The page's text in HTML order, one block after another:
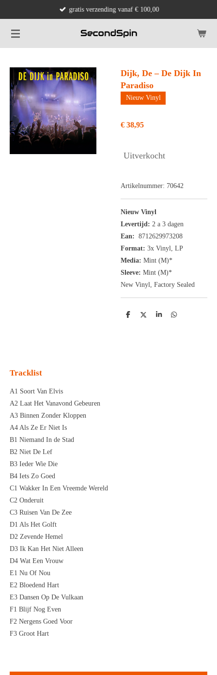
naar
de
gratis verzending vanaf € 100,00
Dijk, De – De Dijk In
Paradiso
Nieuw Vinyl
€ 38,95
Uitverkocht
Artikelnummer: 70642
Nieuw Vinyl
Levertijd: 2 a 3 dagen
Ean: 8712629973208
Format: 3x Vinyl, LP
Media: Mint (M)*
Sleeve: Mint (M)*
New Vinyl, Factory Sealed
D
D
S
D
Tracklist
A1 Soort Van Elvis
A2 Laat Het Vanavond Gebeuren
A3 Binnen Zonder Kloppen
A4 Als Ze Er Niet Is
B1 Niemand In de Stad
B2 Niet De Lef
B3 Ieder Wie Die
B4 Iets Zo Goed
C1 Wakker In Een Vreemde Wereld
C2 Onderuit
C3 Ruisen Van De Zee
D1 Als Het Golft
D2 Zevende Hemel
D3 Ik Kan Het Niet Alleen
D4 Wat Een Vrouw
E1 Nu Of Nou
E2 Bloedend Hart
E3 Dansen Op De Vulkaan
F1 Blijf Nog Even
F2 Nergens Goed Voor
F3 Groot Hart